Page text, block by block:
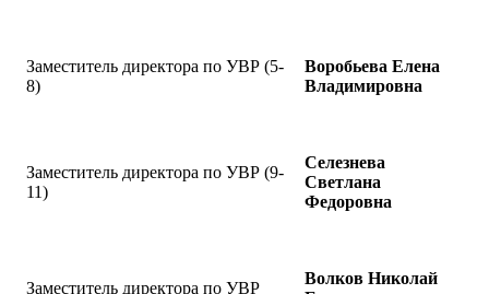
Заместитель директора по УВР (5-
8)
Воробьева Елена
Владимировна
Заместитель директора по УВР (9-
11)
Селезнева
Светлана
Федоровна
Заместитель директора по УВР
Волков Николай